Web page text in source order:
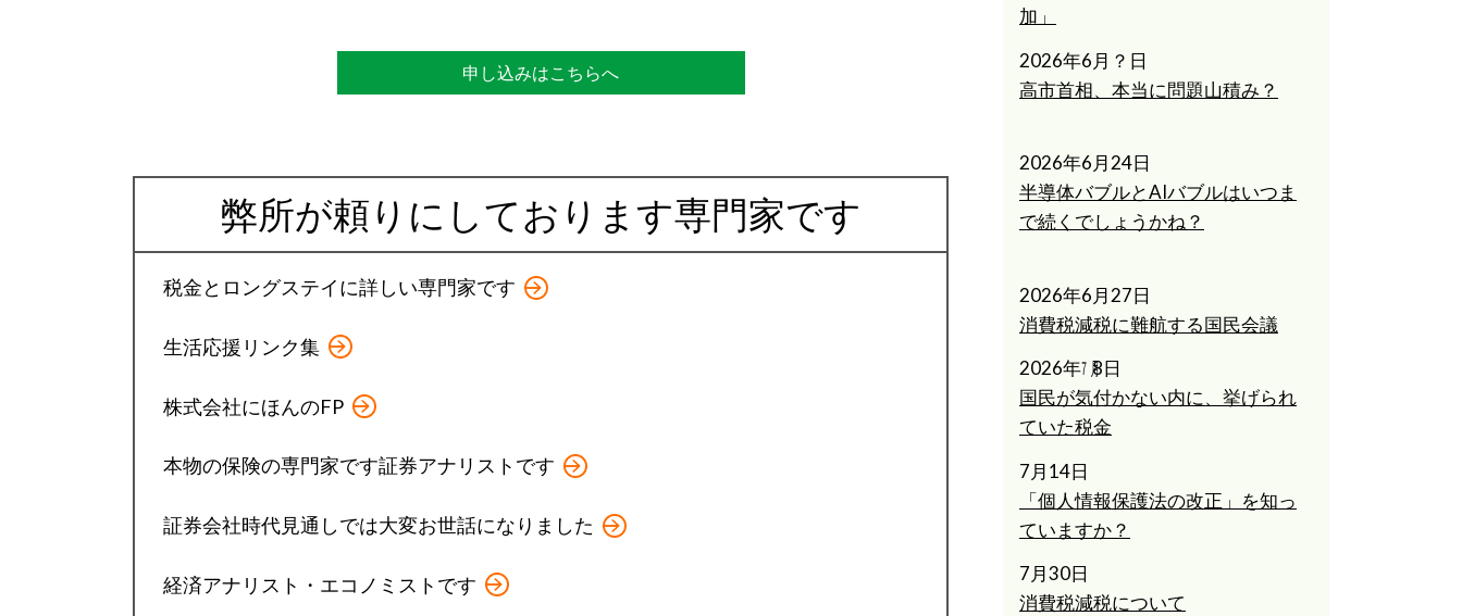
申し込みはこちらへ
弊所が頼りにしております専門家です
税金とロングステイに詳しい専門家です
生活応援リンク集
株式会社にほんのFP
本物の保険の専門家です証券アナリストです
証券会社時代見通しでは大変お世話になりました
経済アナリスト・エコノミストです
加」
2026年6月？日
高市首相、本当に問題山積み？
2026年6月24日
半導体バブルとAIバブルはいつま
で続くでしょうかね？
2026年6月27日
消費税減税に難航する国民会議
2026年㋆8日
国民が気付かない内に、挙げられ
ていた税金
7月14日
「個人情報保護法の改正」を知っ
ていますか？
7月30日
消費税減税について